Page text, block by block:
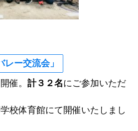
レー交流会」
催。 計３２名にご参加いただ
校体育館にて開催いたしまし